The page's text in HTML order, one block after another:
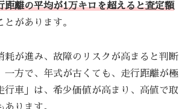
距離の平均が1万キロを超えると査定額
とがあります。
耗が進み、故障のリスクが高まると判断
一方で、年式が古くても、走行距離が極
行車」は、希少価値が高まり、高値で取
ります。